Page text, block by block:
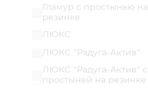
Гламур с простынью на
резинке
ЛЮКС
ЛЮКС "Радуга-Актив"
ЛЮКС "Радуга-Актив" с
простыней на резинке